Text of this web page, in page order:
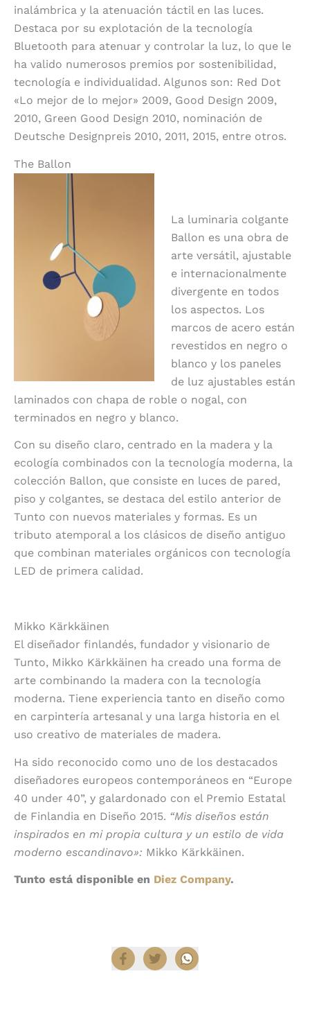
inalámbrica y la atenuación táctil en las luces.
Destaca por su explotación de la tecnología
Bluetooth para atenuar y controlar la luz, lo que le
ha valido numerosos premios por sostenibilidad,
tecnología e individualidad. Algunos son: Red Dot
«Lo mejor de lo mejor» 2009, Good Design 2009,
2010, Green Good Design 2010, nominación de
Deutsche Designpreis 2010, 2011, 2015, entre otros.
The Ballon
La luminaria colgante
Ballon es una obra de
arte versátil, ajustable
e internacionalmente
divergente en todos
los aspectos. Los
marcos de acero están
revestidos en negro o
blanco y los paneles
de luz ajustables están
laminados con chapa de roble o nogal, con
terminados en negro y blanco.
Con su diseño claro, centrado en la madera y la
ecología combinados con la tecnología moderna, la
colección Ballon, que consiste en luces de pared,
piso y colgantes, se destaca del estilo anterior de
Tunto con nuevos materiales y formas. Es un
tributo atemporal a los clásicos de diseño antiguo
que combinan materiales orgánicos con tecnología
LED de primera calidad.
Mikko Kärkkäinen
El diseñador finlandés, fundador y visionario de
Tunto, Mikko Kärkkäinen ha creado una forma de
arte combinando la madera con la tecnología
moderna. Tiene experiencia tanto en diseño como
en carpintería artesanal y una larga historia en el
uso creativo de materiales de madera.
Ha sido reconocido como uno de los destacados
diseñadores europeos contemporáneos en “Europe
40 under 40”, y galardonado con el Premio Estatal
de Finlandia en Diseño 2015. “Mis diseños están
inspirados en mi propia cultura y un estilo de vida
moderno escandinavo»: Mikko Kärkkäinen.
Tunto está disponible en Diez Company.